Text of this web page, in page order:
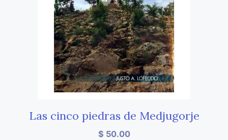
Las cinco piedras de Medjugorje
$ 50.00